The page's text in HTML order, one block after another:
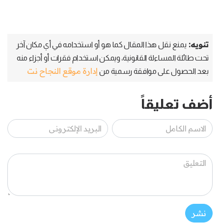
تنويه: يمنع نقل هذا المقال كما هو أو استخدامه في أي مكان آخر
تحت طائلة المساءلة القانونية، ويمكن استخدام فقرات أو أجزاء منه
بعد الحصول على موافقة رسمية من إدارة موقع النجاح نت
أضف تعليقاً
نشر